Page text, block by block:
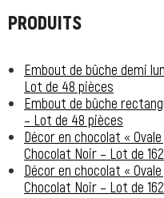
PRODUITS
Embout de bûche demi
Lot de 48 pièces
Embout de bûche
– Lot de 48 pièces
Décor en chocolat «
Chocolat Noir – Lot de
Décor en chocolat «
Chocolat Noir – Lot de